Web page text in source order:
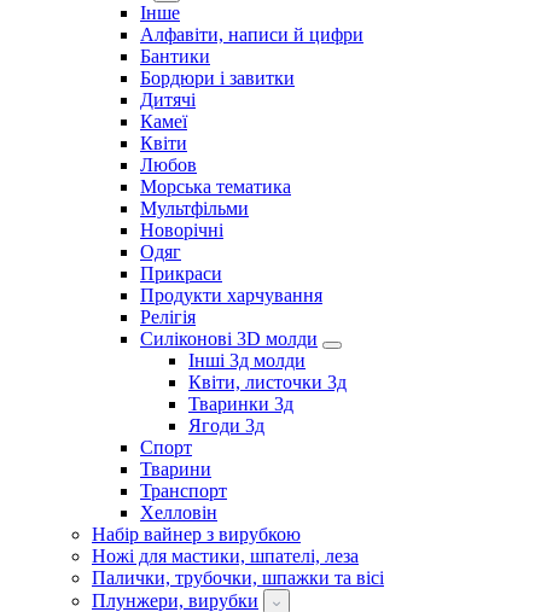
Інше
Алфавіти, написи й цифри
Бантики
Бордюри і завитки
Дитячі
Камеї
Квіти
Любов
Морська тематика
Мультфільми
Новорічні
Одяг
Прикраси
Продукти харчування
Релігія
Силіконові 3D молди
Інші 3д молди
Квіти, листочки 3д
Тваринки 3д
Ягоди 3д
Спорт
Тварини
Транспорт
Хелловін
Набір вайнер з вирубкою
Ножі для мастики, шпателі, леза
Палички, трубочки, шпажки та вісі
Плунжери, вирубки